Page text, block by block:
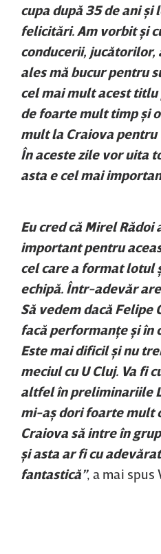
cupa după 35 de ani
felicitări. Am vorbit şi
conducerii,
ales mă bucur pentru
cel mai mult acest
de foarte mult timp şi
mult la Craiova
În aceste zile vor uita
asta e cel mai
Eu cred că Mirel Rădoi
important pentru
cel care a format lotul
echipă. Într-adevăr
Să vedem dacă Felipe
facă performanţe şi în
Este mai dificil şi nu
meciul cu U Cluj. Va fi
altfel în preliminariile
mi-aş dori foarte mult
Craiova să intre în
şi asta ar fi cu
fantastică”, a mai spus